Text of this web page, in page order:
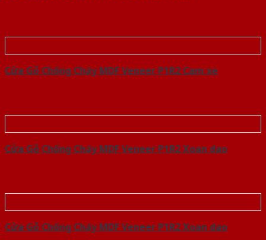
Cửa Gỗ Chống Cháy MDF Veneer P1R2 Cam xe
Cửa Gỗ Chống Cháy MDF Veneer P1R2 Xoan dao
Cửa Gỗ Chống Cháy MDF Veneer P1R2 Xoan dao